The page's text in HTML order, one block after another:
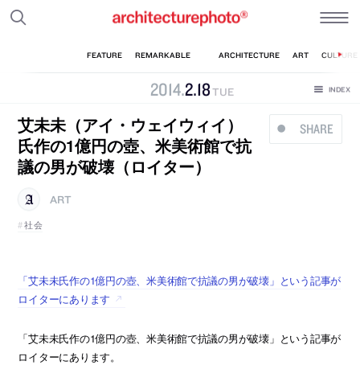
2014.2.18 TUE
SHARE
艾未未（アイ・ウェイウィイ）
氏作の1億円の壺、米美術館で抗
議の男が破壊（ロイター）
ART
社会
「艾未未氏作の1億円の壺、米美術館で抗議の男が破壊」という記事が
ロイターにあります
「艾未未氏作の1億円の壺、米美術館で抗議の男が破壊」という記事が
ロイターにあります。